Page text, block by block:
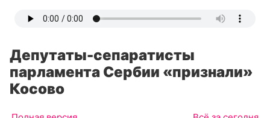
Депутаты-сепаратисты
парламента Сербии «признали»
Косово